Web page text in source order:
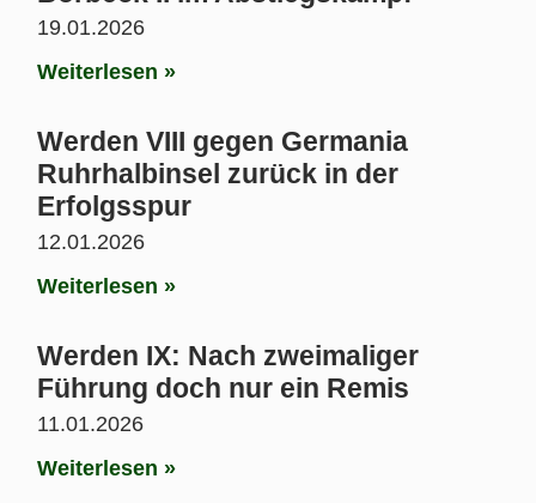
19.01.2026
Weiterlesen »
Werden VIII gegen Germania
Ruhrhalbinsel zurück in der
Erfolgsspur
12.01.2026
Weiterlesen »
Werden IX: Nach zweimaliger
Führung doch nur ein Remis
11.01.2026
Weiterlesen »